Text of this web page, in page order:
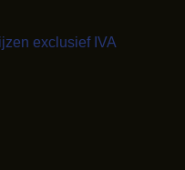
exclusief IVA